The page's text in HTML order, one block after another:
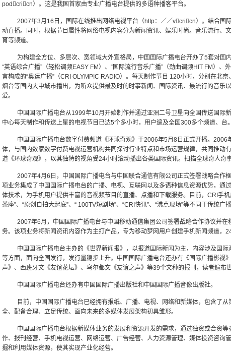
podcricn）。这是我国首家由专业广播电台提供的多语种播客平台。
2007年3月16日，国际在线推出网络电视平台（http：／／vcricn）。结合国
动直播。同时，根据节目属性将网络电视内容分为新闻资讯、娱乐时尚。音乐流行、
育等频道。
为构建全方位、多层次、宽领域大外宣格局，中国国际广播电台开办了5套对国
“英语综合广播”（轻松调频EASY FM）、“国际流行音乐广播”（劲曲调频HIT FM）
言构成的“奥运广播”（CRI OLYMPIC RADIO）。每天制作节目 120小时，分别在北
烟台等国内大中城市播出，为听众提供最及时的时事新闻、国际资讯、最流行的音乐
爱。
中国国际广播电台从1999年10月开始制作并通过亚洲二号卫星向全国传送国际
中心每天制作和传送上星的电视节目已达5个多小时，用户遍及全国300多个频道、台。
中国国际广播电台数字付费频道《环球奇观》于2006年5月8日正式开播。
体，与国内数家数字付费电视运营机构共同探讨行业特点和市场运营规律，共同推动
道《环球奇观》，以其独特的视角受24小时滚动播出各类国际资讯。扫描全球奇人奇事
2007年4月6日，中国国际广播电台与中国联合通信有限公司正式签署战略合作
项业务集成了中国国际广播电台的广播、电视、互联网以及多语种信息资源优势，通
体技术，为手机用户提供丰富的音视频节目的直播、点播和下载服务。目前，CRI手
茶座”、“原创自拍大起底”、“ 100TV短剧场”、“CRI快讯”、“沸点现场”等不同于传统广
2007年6月，中国国际广播电台与中国移动通信集团公司签署战略合作协议并
务。该项业务将新闻资讯内容作为主打产品，专为移动梦网用户创建手机新闻频道，
中国国际广播电台主办的《世界新闻报》，以报道国际新闻为主，内容涉及国
等方面，面向全国发行，发行量稳步上升。中国国际广播电台还办有《国际广播影视
声》、西班牙文《友谊花坛》、乌尔都文《友谊之声》等39个文种的报刊，读者遍布世
中国国际广播电台还办有中国国际广播出版社和中国国际广播音像出版社。
目前，中国国际广播电台已经拥有报纸、广播、电视、网络和新媒体，包含了
全、配备合理、立足传统、面向未来的多媒体发展架构初具雏形。
中国国际广播电台根据新媒体业务的发展和资源开发的需求，通过独资或合资
作、报刊经营、手机电视运营、网络运营、广告经营、人力资源管理、媒体投资咨询
掘和利用媒体资源，使其实现产业化经营。